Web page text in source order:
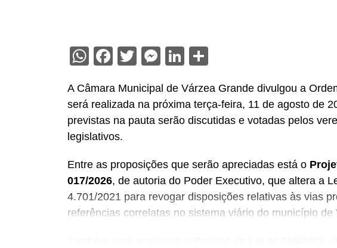
WhatsApp
Facebook
Twitter
Messenger
LinkedIn
A Câmara Municipal de Várzea Grande divulgou a
será realizada na próxima terça-feira, 11 de agosto de
previstas na pauta serão discutidas e votadas pelos
legislativos.
Entre as proposições que serão apreciadas está o
017/2026, de autoria do Poder Executivo, que altera a
4.701/2021 para revogar disposições relativas às vias
referências correlatas no sistema viário do município de